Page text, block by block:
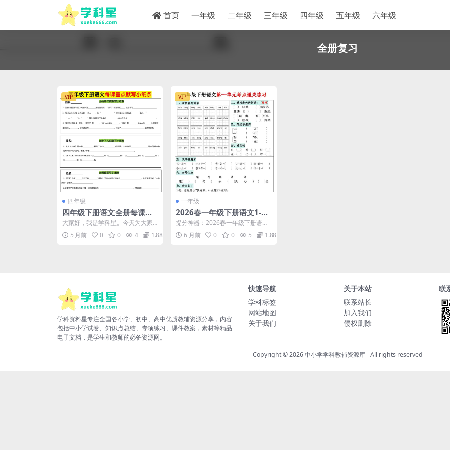
首页 一年级 二年级 三年级 四年级 五年级 六年级
全册复习
VIP
四年级
四年级下册语文全册每课默
写小纸条：同步课标与基础
知识过关利器
大家好，我是学科星。今天为大家
推荐一份非常实用的教辅资料——
四年级下册语文全册每...
5 月前 0 0 4 1.88
VIP
一年级
2026春一年级下册语文1-8
单元考点通关练习全册专项
复习提分电子版资料
提分神器：2026春一年级下册语文
1-8单元考点通关练习深度解析 大家
好，我是学...
6 月前 0 0 5 1.88
学科资料星专注全国各小学、初中、高中优质教辅资源分享，内容
包括中小学试卷、知识点总结、专项练习、课件教案，素材等精品
电子文档，是学生和教师的必备资源网。
快速导航
学科标签
网站地图
关于我们
关于本站
联系站长
加入我们
侵权删除
联
Copyright © 2026中小学学科教辅资源库- All rights reserved